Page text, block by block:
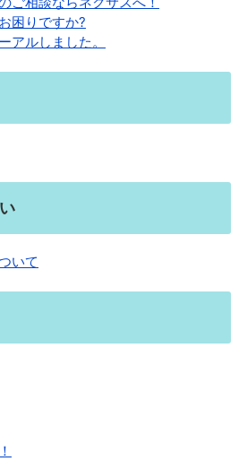
困りですか?
アルしました。
いて